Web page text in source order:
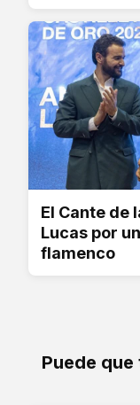
El Cante de
Lucas por
flamenco
Puede